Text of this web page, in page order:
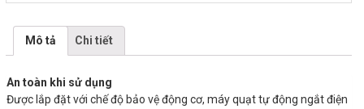
Mô tả Chi tiết
An toàn khi sử dụng
Được lắp đặt với chế độ bảo vệ động cơ, máy quạt tự động ngắt điện